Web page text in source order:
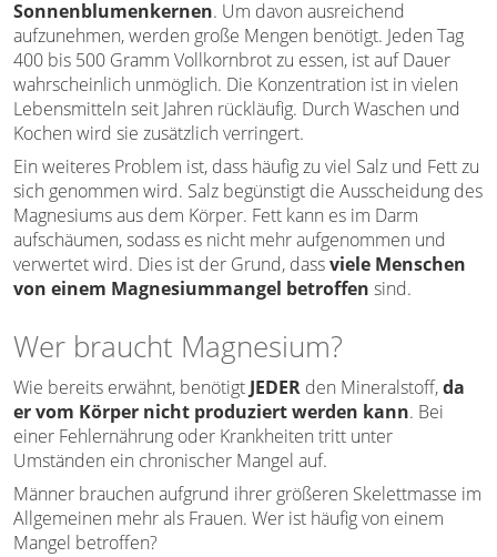
Sonnenblumenkernen. Um davon ausreichend
aufzunehmen, werden große Mengen benötigt. Jeden Tag
400 bis 500 Gramm Vollkornbrot zu essen, ist auf Dauer
wahrscheinlich unmöglich. Die Konzentration ist in vielen
Lebensmitteln seit Jahren rückläufig. Durch Waschen und
Kochen wird sie zusätzlich verringert.
Ein weiteres Problem ist, dass häufig zu viel Salz und Fett zu
sich genommen wird. Salz begünstigt die Ausscheidung des
Magnesiums aus dem Körper. Fett kann es im Darm
aufschäumen, sodass es nicht mehr aufgenommen und
verwertet wird. Dies ist der Grund, dassviele Menschen
von einem Magnesiummangel betroffen sind.
Wer braucht Magnesium?
Wie bereits erwähnt, benötigt JEDER den Mineralstoff,da
er vom Körper nicht produziert werden kann. Bei
einer Fehlernährung oder Krankheiten tritt unter
Umständen ein chronischer Mangel auf.
Männer brauchen aufgrund ihrer größeren Skelettmasse im
Allgemeinen mehr als Frauen. Wer ist häufig von einem
Mangel betroffen?